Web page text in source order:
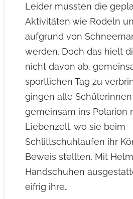
Leider mussten die
Aktivitäten wie Rodeln
aufgrund von
werden. Doch das hielt
nicht davon ab,
sportlichen Tag zu
gingen alle
gemeinsam ins Polarion
Liebenzell, wo sie beim
Schlittschuhlaufen ihr
Beweis stellten. Mit
Handschuhen
eifrig ihre…